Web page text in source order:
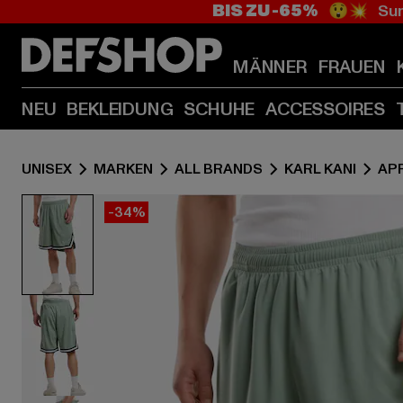
BIS ZU -65% 😲💥
MÄNNER FRAUEN
NEU BEKLEIDUNG SCHUHE ACCESSOIRES
UNISEX MARKEN ALL BRANDS KARL KANI
-34%